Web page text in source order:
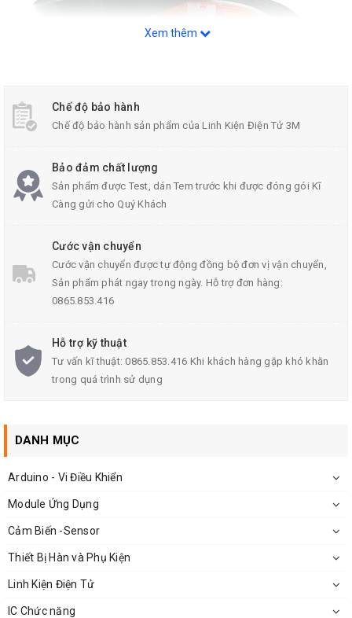
Xem thêm
Chế độ bảo hành
Chế độ bảo hành sản phẩm của Linh Kiện Điện Tử 3M
Bảo đảm chất lượng
Sản phẩm được Test, dán Tem trước khi được đóng gói Kĩ
Càng gửi cho Quý Khách
Cước vận chuyển
Cước vận chuyển được tự động đồng bộ đơn vị vận chuyển,
Sản phẩm phát ngay trong ngày. Hỗ trợ đơn hàng:
0865.853.416
Hỗ trợ kỹ thuật
Tư vấn kĩ thuật: 0865.853.416 Khi khách hàng gặp khó khăn
trong quá trình sử dụng
DANH MỤC
Arduino - Vi Điều Khiển
Module Ứng Dụng
Cảm Biến -Sensor
Thiết Bị Hàn và Phụ Kiện
Linh Kiện Điện Tử
IC Chức năng